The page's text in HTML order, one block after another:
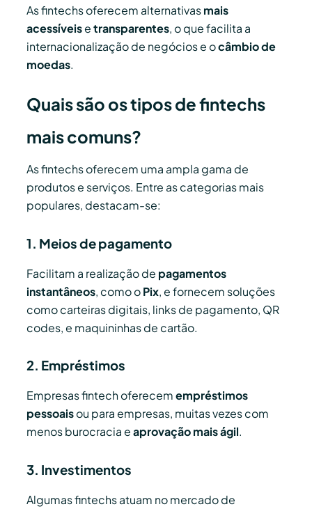
As fintechs oferecem alternativasmais
acessíveisetransparentes, o que facilita a
internacionalização de negócios e ocâmbio de
moedas.
Quais são os tipos de fintechs
mais comuns?
As fintechs oferecem uma ampla gama de
produtos e serviços. Entre as categorias mais
populares, destacam-se:
1. Meios de pagamento
Facilitam a realização de pagamentos
instantâneos, como oPix, e fornecem soluções
como carteiras digitais, links de pagamento, QR
codes, e maquininhas de cartão.
2. Empréstimos
Empresas fintech oferecemempréstimos
pessoaisou para empresas, muitas vezes com
menos burocracia eaprovação mais ágil.
3. Investimentos
Algumas fintechs atuam no mercado de